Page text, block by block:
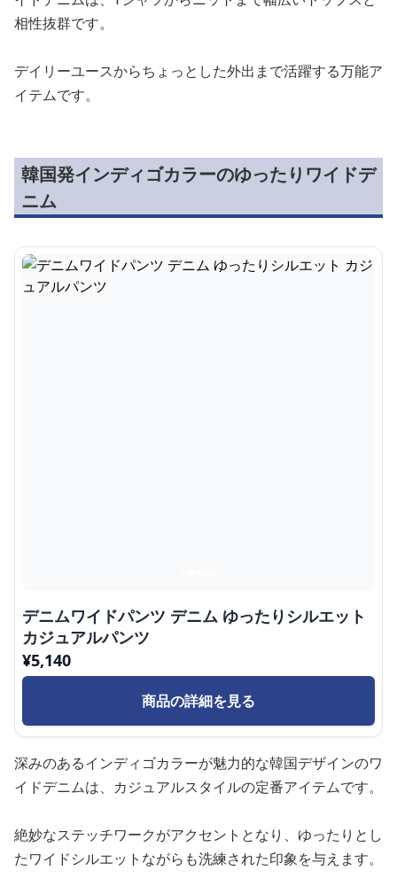
相性抜群です。
デイリーユースからちょっとした外出まで活躍する万能ア
イテムです。
韓国発インディゴカラーのゆったりワイドデ
ニム
デニムワイドパンツ デニム ゆったりシルエット
カジュアルパンツ
¥5,140
商品の詳細を見る
深みのあるインディゴカラーが魅力的な韓国デザインのワ
イドデニムは、カジュアルスタイルの定番アイテムです。
絶妙なステッチワークがアクセントとなり、ゆったりとし
たワイドシルエットながらも洗練された印象を与えます。